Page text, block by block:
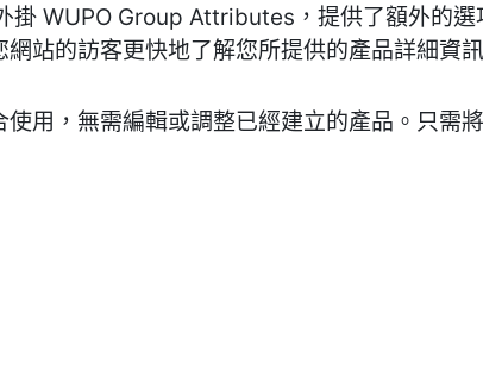
掛 WUPO Group Attributes，提供了額外的
站的訪客更快地了解您所提供的產品詳細資訊
用，無需編輯或調整已經建立的產品。只需